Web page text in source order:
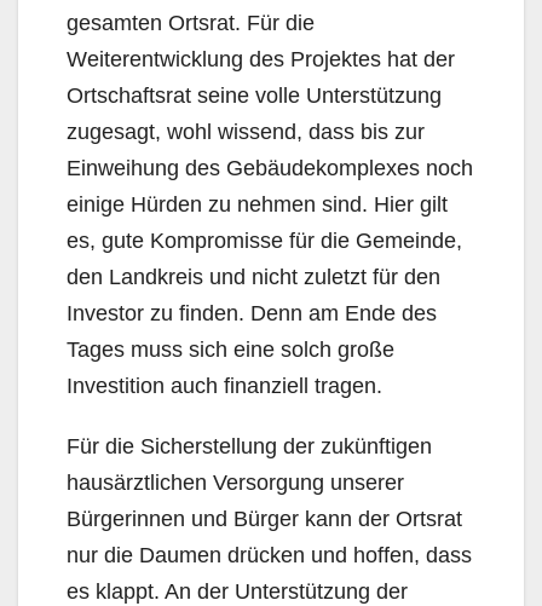
gesamten Ortsrat. Für die
Weiterentwicklung des Projektes hat der
Ortschaftsrat seine volle Unterstützung
zugesagt, wohl wissend, dass bis zur
Einweihung des Gebäudekomplexes noch
einige Hürden zu nehmen sind. Hier gilt
es, gute Kompromisse für die Gemeinde,
den Landkreis und nicht zuletzt für den
Investor zu finden. Denn am Ende des
Tages muss sich eine solch große
Investition auch finanziell tragen.
Für die Sicherstellung der zukünftigen
hausärztlichen Versorgung unserer
Bürgerinnen und Bürger kann der Ortsrat
nur die Daumen drücken und hoffen, dass
es klappt. An der Unterstützung der